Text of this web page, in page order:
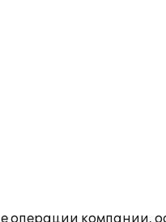
операции компании,